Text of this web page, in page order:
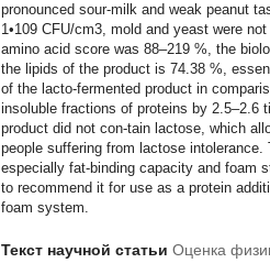
pronounced sour-milk and weak peanut
1•109 CFU/cm3, mold and yeast were
amino acid score was 88–219 %, the
the lipids of the product is 74.38 %,
of the lacto-fermented product in
insoluble fractions of proteins by 2.5–2.6
product did not con-tain lactose, which
people suffering from lactose
especially fat-binding capacity and foam
to recommend it for use as a protein
foam system.
Текст научной статьи Оценка